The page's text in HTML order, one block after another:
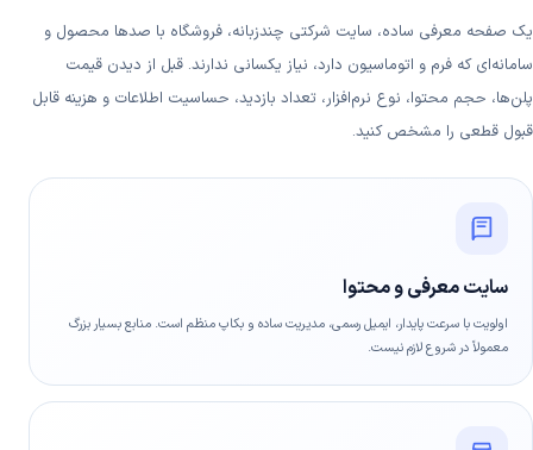
یک صفحه معرفی ساده، سایت شرکتی چندزبانه، فروشگاه با صدها محصول و
سامانه‌ای که فرم و اتوماسیون دارد، نیاز یکسانی ندارند. قبل از دیدن قیمت
پلن‌ها، حجم محتوا، نوع نرم‌افزار، تعداد بازدید، حساسیت اطلاعات و هزینه قابل
قبول قطعی را مشخص کنید.
سایت معرفی و محتوا
اولویت با سرعت پایدار، ایمیل رسمی، مدیریت ساده و بکاپ منظم است. منابع بسیار بزرگ
معمولاً در شروع لازم نیست.